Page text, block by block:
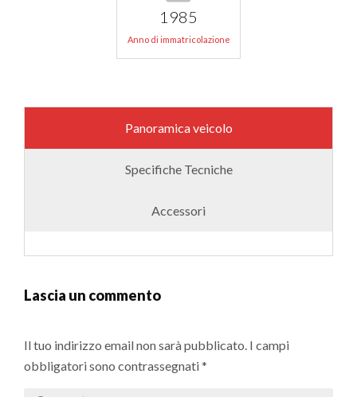
1985
Anno di immatricolazione
Panoramica veicolo
Specifiche Tecniche
Accessori
Lascia un commento
Il tuo indirizzo email non sarà pubblicato. I campi
obbligatori sono contrassegnati*